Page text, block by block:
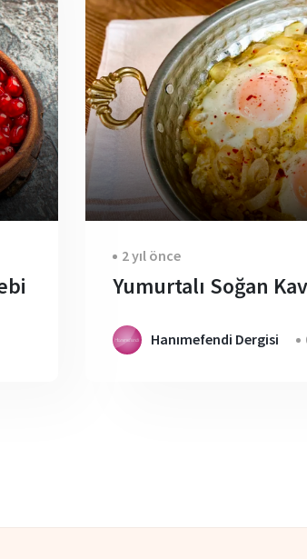
2 yıl önce
Yumurtalı Soğan
Hanımefendi Dergisi